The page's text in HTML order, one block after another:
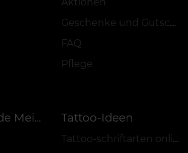
Aktionen
Geschenke und Gutscheine
FAQ
Pflege
Für angehende Meister
Tattoo-Ideen
Tattoo-schriftarten online